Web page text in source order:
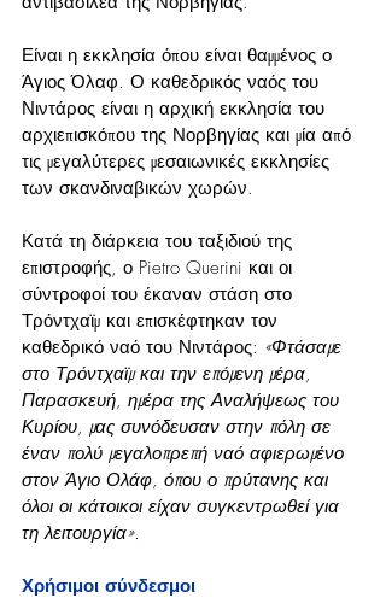
Είναι η εκκλησία όπου είναι θαμμένος ο
Άγιος Όλαφ. Ο καθεδρικός ναός του
Νιντάρος είναι η αρχική εκκλησία του
αρχιεπισκόπου της Νορβηγίας και μία από
τις μεγαλύτερες μεσαιωνικές εκκλησίες
των σκανδιναβικών χωρών.
Κατά τη διάρκεια του ταξιδιού της
επιστροφής, ο Pietro Querini και οι
σύντροφοί του έκαναν στάση στο
Τρόντχαϊμ και επισκέφτηκαν τον
καθεδρικό ναό του Νιντάρος: «Φτάσαμε
στο Τρόντχαϊμ και την επόμενη μέρα,
Παρασκευή, ημέρα της Αναλήψεως του
Κυρίου, μας συνόδευσαν στην πόλη σε
έναν πολύ μεγαλοπρεπή ναό αφιερωμένο
στον Άγιο Ολάφ, όπου ο πρύτανης και
όλοι οι κάτοικοι είχαν συγκεντρωθεί για
τη λειτουργία».
Χρήσιμοι σύνδεσμοι